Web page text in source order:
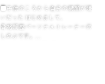
■子供のころから自分の横顔が嫌
いだった はじめまして、
骨格調整パーソナルトレーナーの
しのぶです。